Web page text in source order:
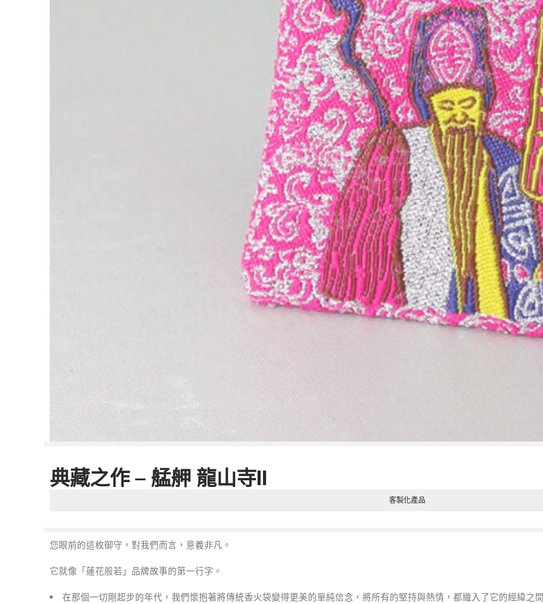
典藏之作 – 艋舺 龍山寺II
客製化產品
您眼前的這枚御守，對我們而言，意義非凡。
它就像「蓮花般若」品牌故事的第一行字。
在那個一切剛起步的年代，我們懷抱著將傳統香火袋變得更美的單純信念，將所有的堅持與熱情，都織入了它的經緯之